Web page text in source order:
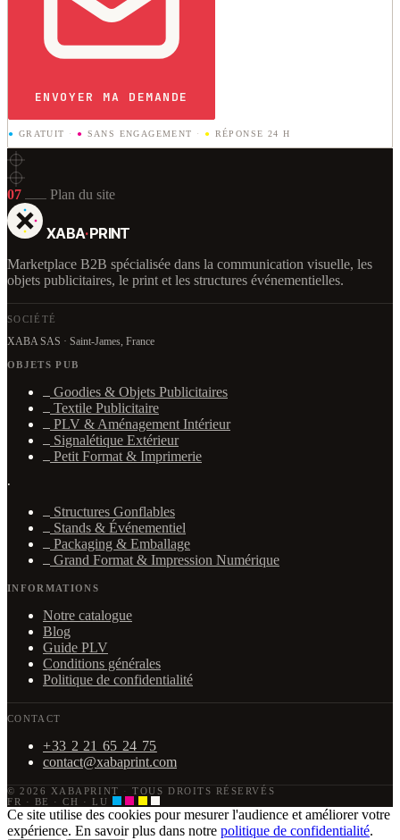
ENVOYER MA DEMANDE
● GRATUIT · ● SANS ENGAGEMENT · ● RÉPONSE 24 H
07 Plan du site
XABA·PRINT
Marketplace B2B spécialisée dans la communication visuelle, les
objets publicitaires, le print et les structures événementielles.
SOCIÉTÉ
XABA SAS · Saint-James, France
OBJETS PUB
Goodies & Objets Publicitaires
Textile Publicitaire
PLV & Aménagement Intérieur
Signalétique Extérieur
Petit Format & Imprimerie
·
Structures Gonflables
Stands & Événementiel
Packaging & Emballage
Grand Format & Impression Numérique
INFORMATIONS
Notre catalogue
Blog
Guide PLV
Conditions générales
Politique de confidentialité
CONTACT
+33 2 21 65 24 75
contact@xabaprint.com
© 2026 XABAPRINT ·
TOUS DROITS RÉSERVÉS
FR · BE · CH · LU
Ce site utilise des cookies pour mesurer l'audience et améliorer votre
expérience. En savoir plus dans notre politique de confidentialité.